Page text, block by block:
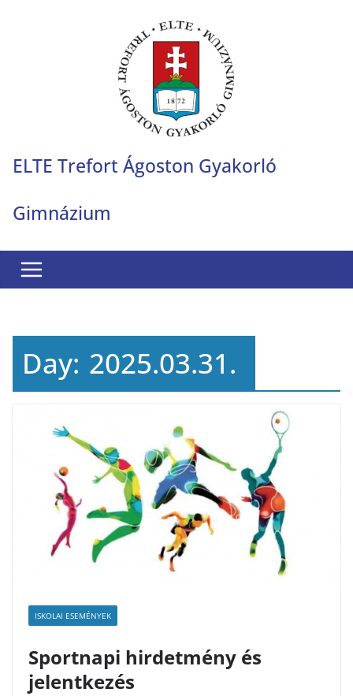
ELTE Trefort Ágoston Gyakorló
Gimnázium
Day: 2025.03.31.
ISKOLAI ESEMÉNYEK
Sportnapi hirdetmény és
jelentkezés